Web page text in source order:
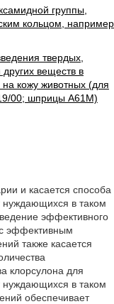
группы,
кольцом, например
твердых,
веществ в
кожу животных (для
00; шприцы A61M)
и касается способа
нуждающихся в таком
эффективного
эффективным
также касается
клорсулона для
нуждающихся в таком
обеспечивает